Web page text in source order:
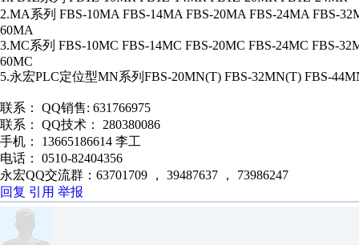
2.MA系列 FBS-10MA FBS-14MA FBS-20MA FBS-24MA FBS-
60MA
3.MC系列 FBS-10MC FBS-14MC FBS-20MC FBS-24MC FBS-
60MC
5.永宏PLC定位型MN系列FBS-20MN(T) FBS-32MN(T) FBS-
联系： QQ销售: 631766975
联系： QQ技术： 280380086
手机： 13665186614 李工
电话： 0510-82404356
永宏QQ交流群：63701709 ， 39487637 ， 73986247
回复 引用 举报